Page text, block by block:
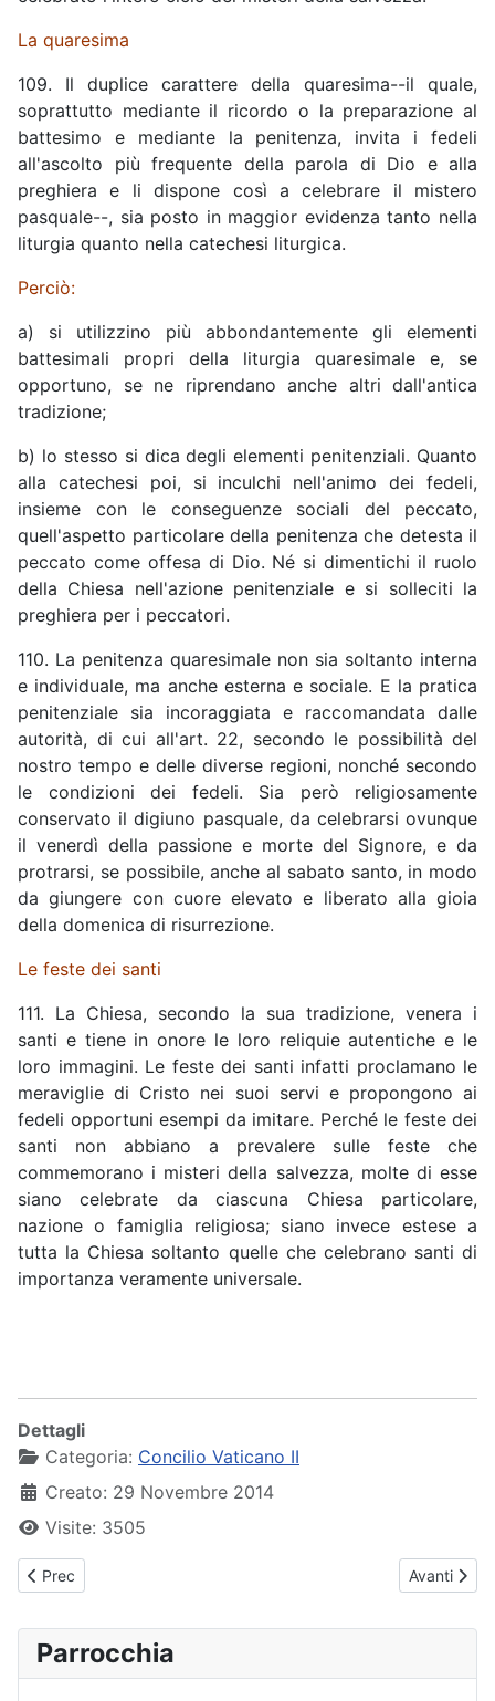
La quaresima
109. Il duplice carattere della quaresima--il quale,
soprattutto mediante il ricordo o la preparazione al
battesimo e mediante la penitenza, invita i fedeli
all'ascolto più frequente della parola di Dio e alla
preghiera e li dispone così a celebrare il mistero
pasquale--, sia posto in maggior evidenza tanto nella
liturgia quanto nella catechesi liturgica.
Perciò:
a) si utilizzino più abbondantemente gli elementi
battesimali propri della liturgia quaresimale e, se
opportuno, se ne riprendano anche altri dall'antica
tradizione;
b) lo stesso si dica degli elementi penitenziali. Quanto
alla catechesi poi, si inculchi nell'animo dei fedeli,
insieme con le conseguenze sociali del peccato,
quell'aspetto particolare della penitenza che detesta il
peccato come offesa di Dio. Né si dimentichi il ruolo
della Chiesa nell'azione penitenziale e si solleciti la
preghiera per i peccatori.
110. La penitenza quaresimale non sia soltanto interna
e individuale, ma anche esterna e sociale. E la pratica
penitenziale sia incoraggiata e raccomandata dalle
autorità, di cui all'art. 22, secondo le possibilità del
nostro tempo e delle diverse regioni, nonché secondo
le condizioni dei fedeli. Sia però religiosamente
conservato il digiuno pasquale, da celebrarsi ovunque
il venerdì della passione e morte del Signore, e da
protrarsi, se possibile, anche al sabato santo, in modo
da giungere con cuore elevato e liberato alla gioia
della domenica di risurrezione.
Le feste dei santi
111. La Chiesa, secondo la sua tradizione, venera i
santi e tiene in onore le loro reliquie autentiche e le
loro immagini. Le feste dei santi infatti proclamano le
meraviglie di Cristo nei suoi servi e propongono ai
fedeli opportuni esempi da imitare. Perché le feste dei
santi non abbiano a prevalere sulle feste che
commemorano i misteri della salvezza, molte di esse
siano celebrate da ciascuna Chiesa particolare,
nazione o famiglia religiosa; siano invece estese a
tutta la Chiesa soltanto quelle che celebrano santi di
importanza veramente universale.
Dettagli
Categoria: Concilio Vaticano II
Creato: 29 Novembre 2014
Visite: 3505
Articolo precedente: Sacrosanctum Concilium - 4 Capitolo
Prec Articolo
Avanti
Parrocchia